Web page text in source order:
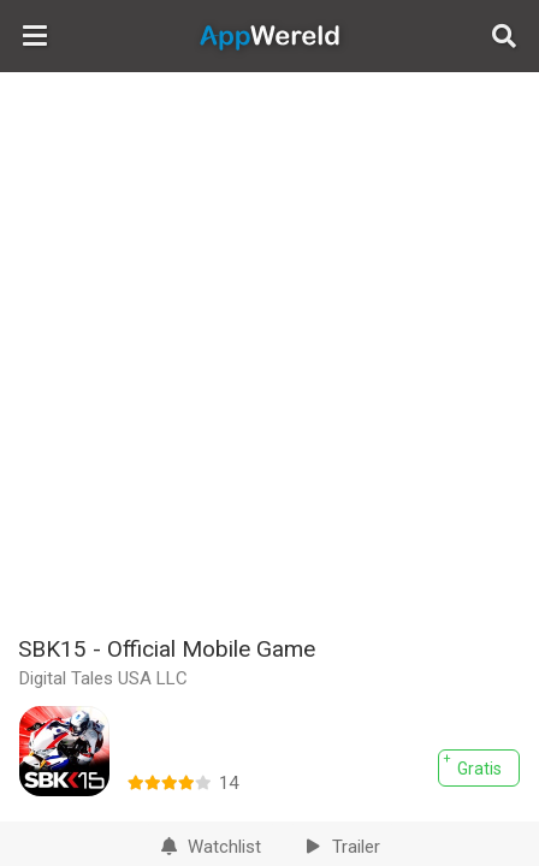
AppWereld
SBK15 - Official Mobile Game
Digital Tales USA LLC
Gratis
14
Watchlist Trailer